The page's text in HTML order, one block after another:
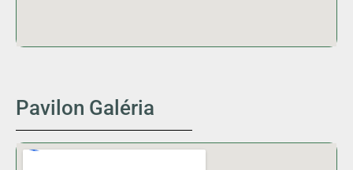
Pavilon Galéria